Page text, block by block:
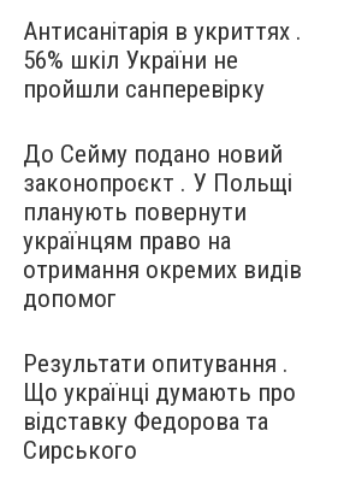
Антисанітарія в укриттях .
56% шкіл України не
пройшли санперевірку
До Сейму подано новий
законопроєкт . У Польщі
планують повернути
українцям право на
отримання окремих видів
допомог
Результати опитування .
Що українці думають про
відставку Федорова та
Сирського